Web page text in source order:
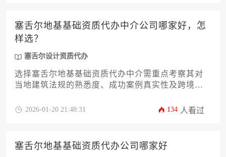
塞舌尔地基基础资质代办中介公司哪家好，怎
样选？
塞舌尔设计资质代办
选择塞舌尔地基基础资质代办中介需重点考察其对
当地建筑法规的熟悉度、成功案例真实性及跨境服
明度和客户口碑来筛选可靠合作伙伴，同时注意将
2026-01-20 21:48:31 134 人看过
塞舌尔地基基础资质代办公司哪家好